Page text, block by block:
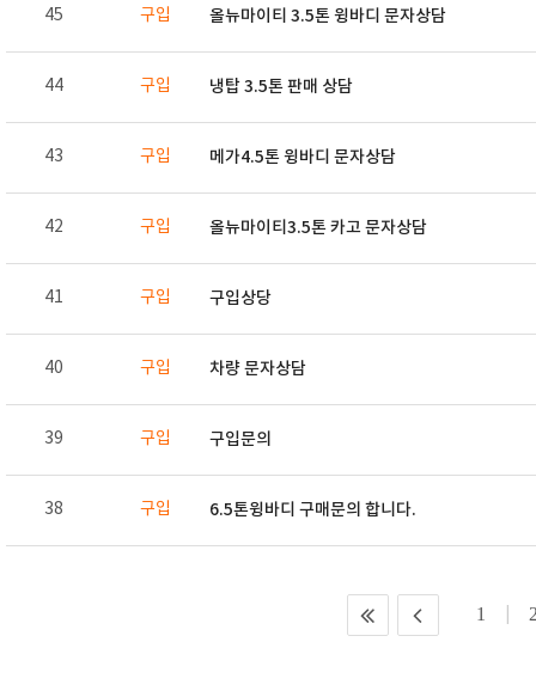
45 구입 올뉴마이티 3.5톤 윙바디 문자상담
44 구입 냉탑 3.5톤 판매 상담
43 구입 메가4.5톤 윙바디 문자상담
42 구입 올뉴마이티3.5톤 카고 문자상담
41 구입 구입상당
40 구입 차량 문자상담
39 구입 구입문의
38 구입 6.5톤윙바디 구매문의 합니다.
1